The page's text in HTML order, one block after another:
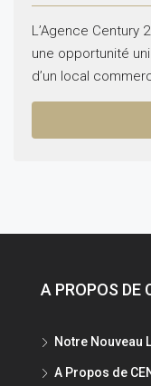
L’Agence Century
une opportunité
d’un local
internationale
A PROPOS DE
Notre Nouveau
A Propos de